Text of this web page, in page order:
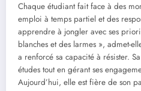
Chaque étudiant fait face à des
emploi à temps partiel et des
apprendre à jongler avec ses
blanches et des larmes », admet-
a renforcé sa capacité à résister.
études tout en gérant ses
Aujourd’hui, elle est fière de son